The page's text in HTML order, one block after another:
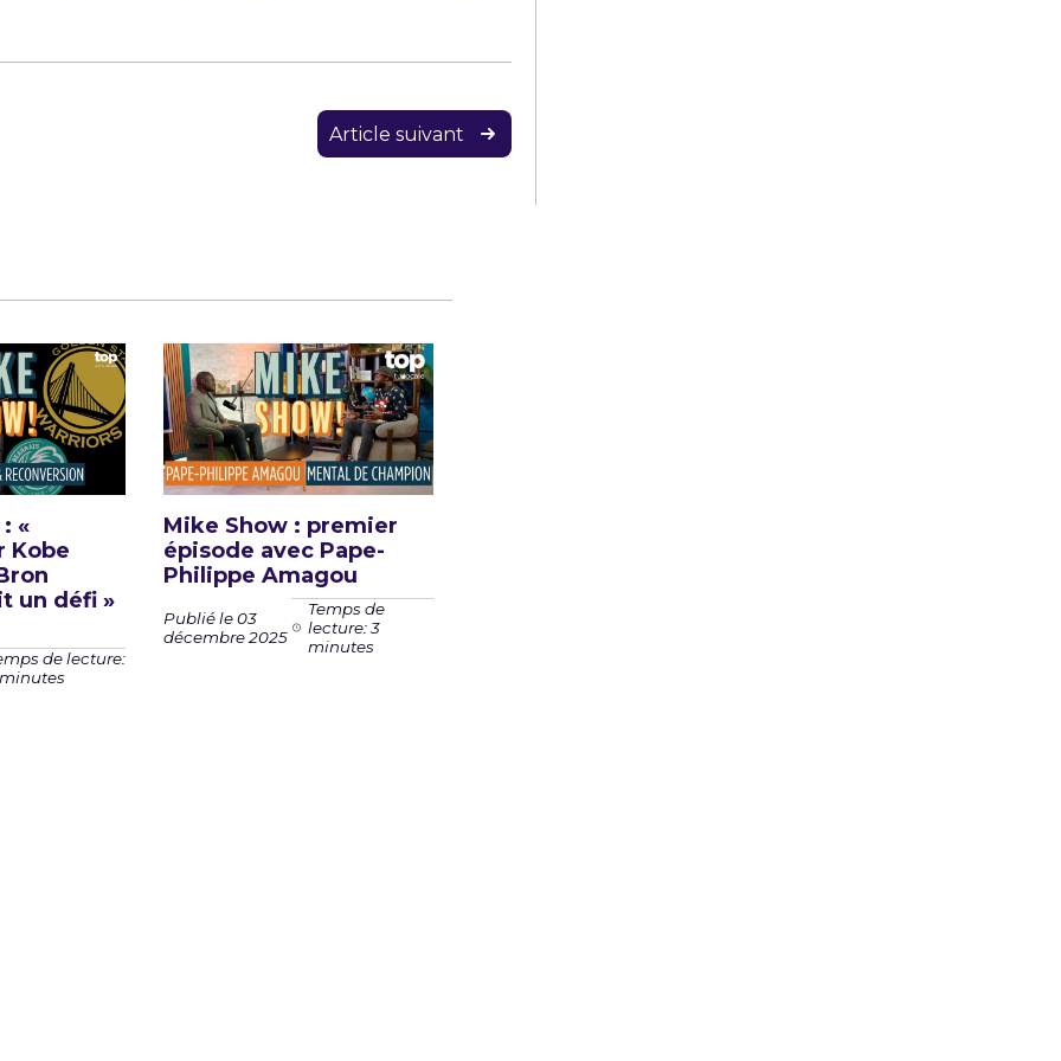
Article suivant
«
Kobe
un défi »
de lecture:
Mike Show : premier
épisode avec Pape-
Philippe Amagou
Publié le 03
décembre 2025
Temps de
lecture: 3
minutes